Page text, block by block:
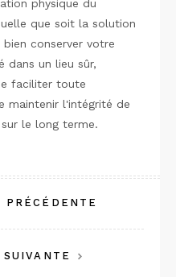
physique du
que soit la solution
conserver votre
dans un lieu sûr,
faciliter toute
maintenir l'intégrité de
le long terme.
PRÉCÉDENTE